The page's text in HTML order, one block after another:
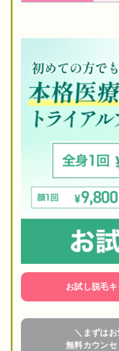
お試し脱毛
＼まずは
無料カウン